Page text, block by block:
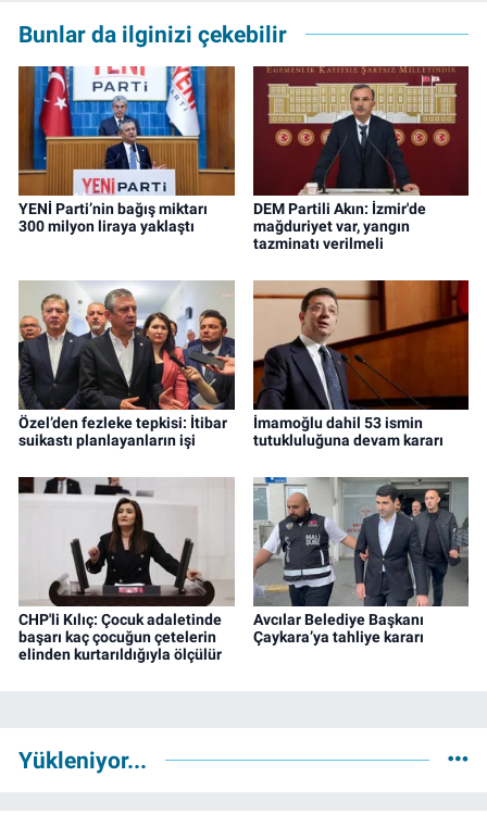
Bunlar da ilginizi çekebilir
YENİ Parti’nin bağış miktarı
300 milyon liraya yaklaştı
DEM Partili Akın: İzmir'de
mağduriyet var, yangın
tazminatı verilmeli
Özel’den fezleke tepkisi: İtibar
suikastı planlayanların işi
İmamoğlu dahil 53 ismin
tutukluluğuna devam kararı
CHP'li Kılıç: Çocuk adaletinde
başarı kaç çocuğun çetelerin
elinden kurtarıldığıyla ölçülür
Avcılar Belediye Başkanı
Çaykara’ya tahliye kararı
Yükleniyor...